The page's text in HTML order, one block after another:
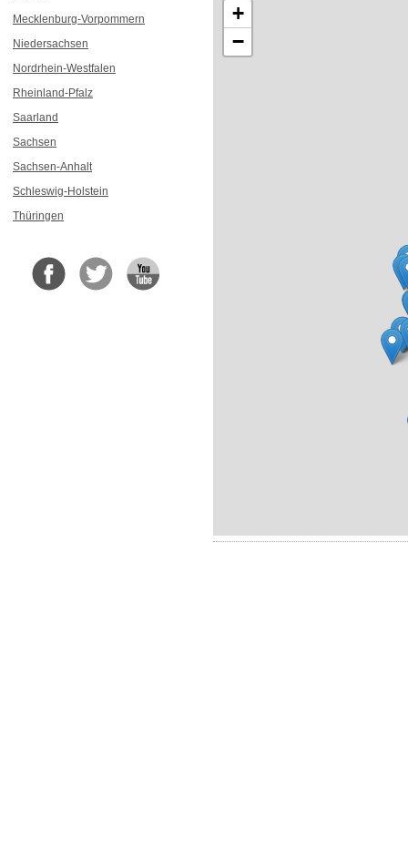
Mecklenburg-Vorpommern
Niedersachsen
Nordrhein-Westfalen
Rheinland-Pfalz
Saarland
Sachsen
Sachsen-Anhalt
Schleswig-Holstein
Thüringen
+
−